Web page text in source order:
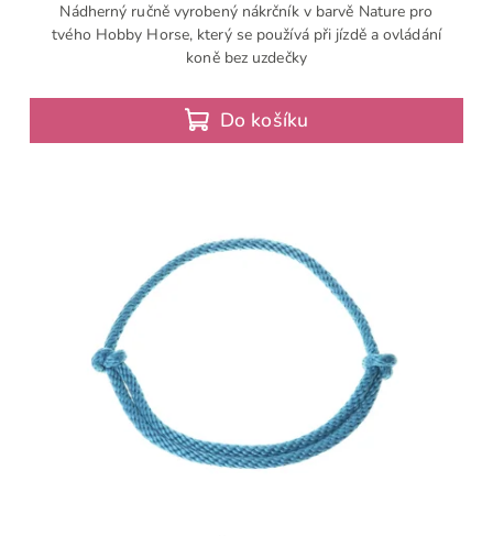
Do košíku
Nádherný ručně vyrobený nákrčník v barvě Nature pro
tvého Hobby Horse, který se používá při jízdě a ovládání
koně bez uzdečky